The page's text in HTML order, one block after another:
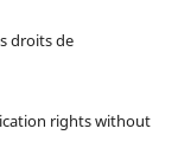
droits de
rights without